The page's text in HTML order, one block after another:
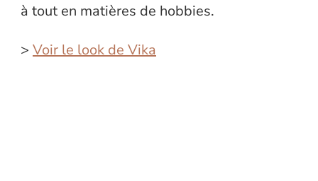
à tout en matières de hobbies.
> Voir le look de Vika